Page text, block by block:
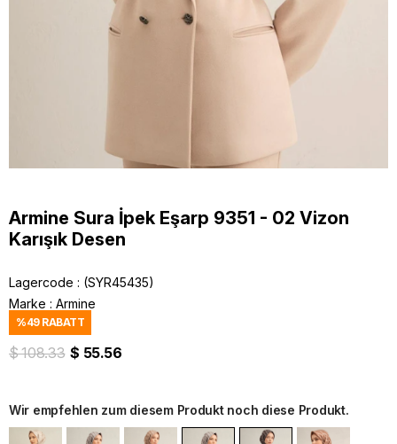
Armine Sura İpek Eşarp 9351 - 02 Vizon
Karışık Desen
Lagercode
(SYR45435)
Marke : Armine
%49RABATT
$ 108.33 $ 55.56
Wir empfehlen zum diesem Produkt noch diese Produkt.